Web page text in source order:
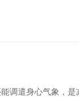
调遣身心气象，